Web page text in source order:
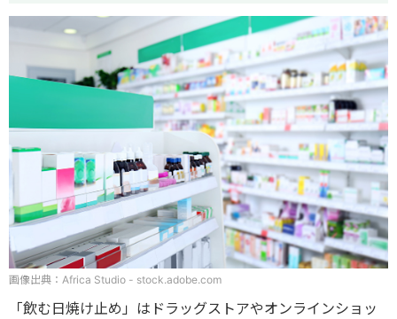
画像出典：Africa Studio - stock.adobe.com
「飲む日焼け止め」はドラッグストアやオンラインショッ